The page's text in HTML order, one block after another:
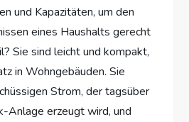
und Kapazitäten, um den
eines Haushalts gerecht
Sie sind leicht und kompakt,
in Wohngebäuden. Sie
Strom, der tagsüber
Anlage erzeugt wird, und